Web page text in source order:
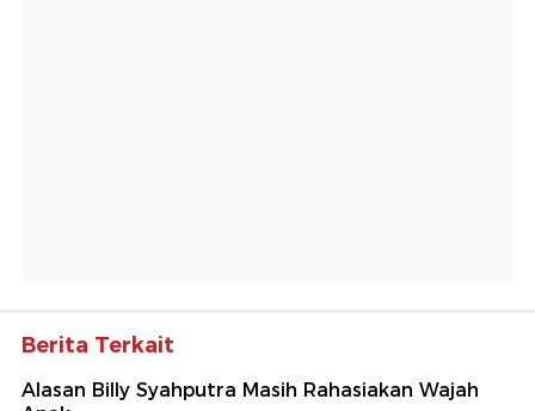
Berita Terkait
Alasan Billy Syahputra Masih Rahasiakan Wajah